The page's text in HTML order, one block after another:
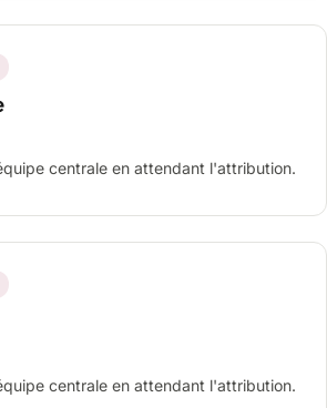
centrale en attendant l'attribution.
centrale en attendant l'attribution.